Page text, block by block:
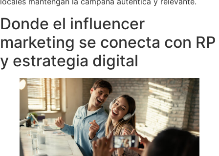
Donde el influencer
marketing se conecta con RP
y estrategia digital